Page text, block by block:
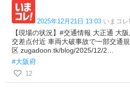
2025年12月21日 13:03 いまコ
【現場の状況】#交通情報 大正通 大
交差点付近 車両大破事故で一部交通
区 zugadoon.tk/blog/2025/12/2…
#大阪府
12